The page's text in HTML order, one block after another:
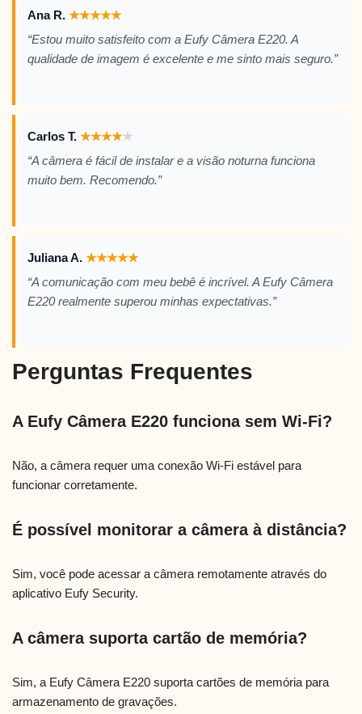
Ana R. ★★★★★
“Estou muito satisfeito com a Eufy Câmera E220. A
qualidade de imagem é excelente e me sinto mais seguro.”
Carlos T. ★★★★★
“A câmera é fácil de instalar e a visão noturna funciona
muito bem. Recomendo.”
Juliana A. ★★★★★
“A comunicação com meu bebê é incrível. A Eufy Câmera
E220 realmente superou minhas expectativas.”
Perguntas Frequentes
A Eufy Câmera E220 funciona sem Wi-Fi?
Não, a câmera requer uma conexão Wi-Fi estável para
funcionar corretamente.
É possível monitorar a câmera à distância?
Sim, você pode acessar a câmera remotamente através do
aplicativo Eufy Security.
A câmera suporta cartão de memória?
Sim, a Eufy Câmera E220 suporta cartões de memória para
armazenamento de gravações.